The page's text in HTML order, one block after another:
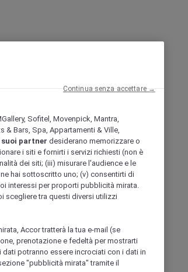
Sofitel, Movenpick, Mantra,
& Bars, Spa, Appartamenti & Ville,
partner desiderano memorizzare o
i siti e fornirti i servizi richiesti (non è
dei siti; (iii) misurare l'audience e le
hai sottoscritto uno; (v) consentirti di
interessi per proporti pubblicità mirata.
scegliere tra questi diversi utilizzi
Accor tratterà la tua e-mail (se
prenotazione e fedeltà per mostrarti
potranno essere incrociati con i dati in
"pubblicità mirata" tramite il
Continua senza accettare →